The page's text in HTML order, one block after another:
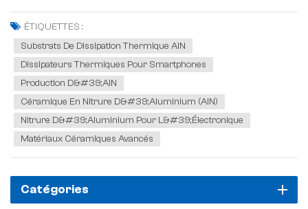
leurs propriétés physiques et chimiques uniques. Parmi les
céramiques à base d'aluminium, le nitrure d'al...
ÉTIQUETTES :
Substrats De Dissipation Thermique AlN
Dissipateurs Thermiques Pour Smartphones
Production D&#39;AlN
Céramique En Nitrure D&#39;aluminium (AlN)
Nitrure D&#39;aluminium Pour L&#39;électronique
Matériaux Céramiques Avancés
Catégories